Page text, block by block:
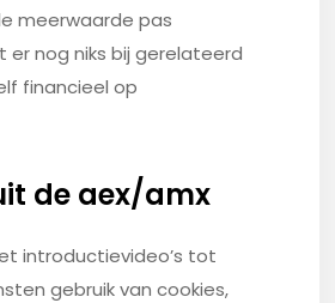
meerwaarde pas
nog niks bij gerelateerd
financieel op
de aex/amx
introductievideo’s tot
gebruik van cookies,